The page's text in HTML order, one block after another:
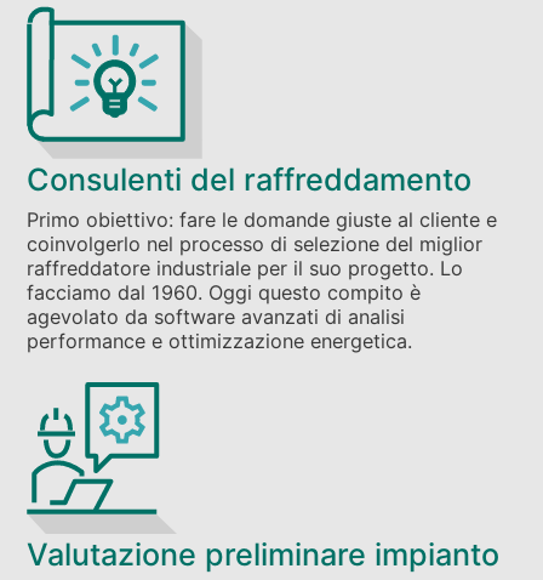
Consulenti del raffreddamento
Primo obiettivo: fare le domande giuste al cliente e
coinvolgerlo nel processo di selezione del miglior
raffreddatore industriale per il suo progetto. Lo
facciamo dal 1960. Oggi questo compito è
agevolato da software avanzati di analisi
performance e ottimizzazione energetica.
Valutazione preliminare impianto